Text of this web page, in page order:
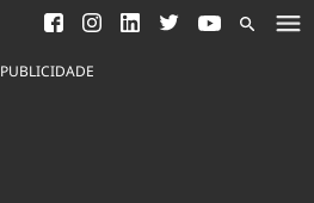
Saneamento
Indicadores
PUBLICIDADE